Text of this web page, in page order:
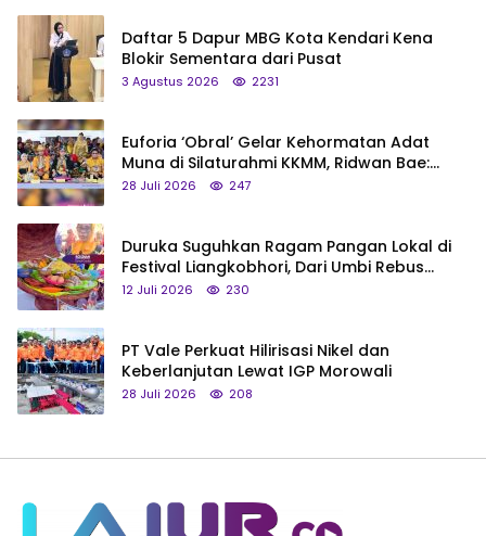
Daftar 5 Dapur MBG Kota Kendari Kena
Blokir Sementara dari Pusat
3 Agustus 2026 2231
Euforia ‘Obral’ Gelar Kehormatan Adat
Muna di Silaturahmi KKMM, Ridwan Bae:
Saya Bukan Tipe Begitu, Belum Pantas!
28 Juli 2026 247
Duruka Suguhkan Ragam Pangan Lokal di
Festival Liangkobhori, Dari Umbi Rebus
hingga Tumpeng Beras Muna
12 Juli 2026 230
PT Vale Perkuat Hilirisasi Nikel dan
Keberlanjutan Lewat IGP Morowali
28 Juli 2026 208